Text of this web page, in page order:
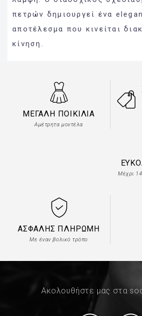
πετρών δημιουργεί ένα
αποτέλεσμα που κινείται
κίνηση.
ΜΕΓΆΛΗ ΠΟΙΚΙΛΊΑ
Αμέτρητα μοντέλα
Μέχρι
ΑΣΦΑΛΉΣ ΠΛΗΡΩΜΉ
Με έναν βολικό τρόπο
Ακολουθήστε μας στα